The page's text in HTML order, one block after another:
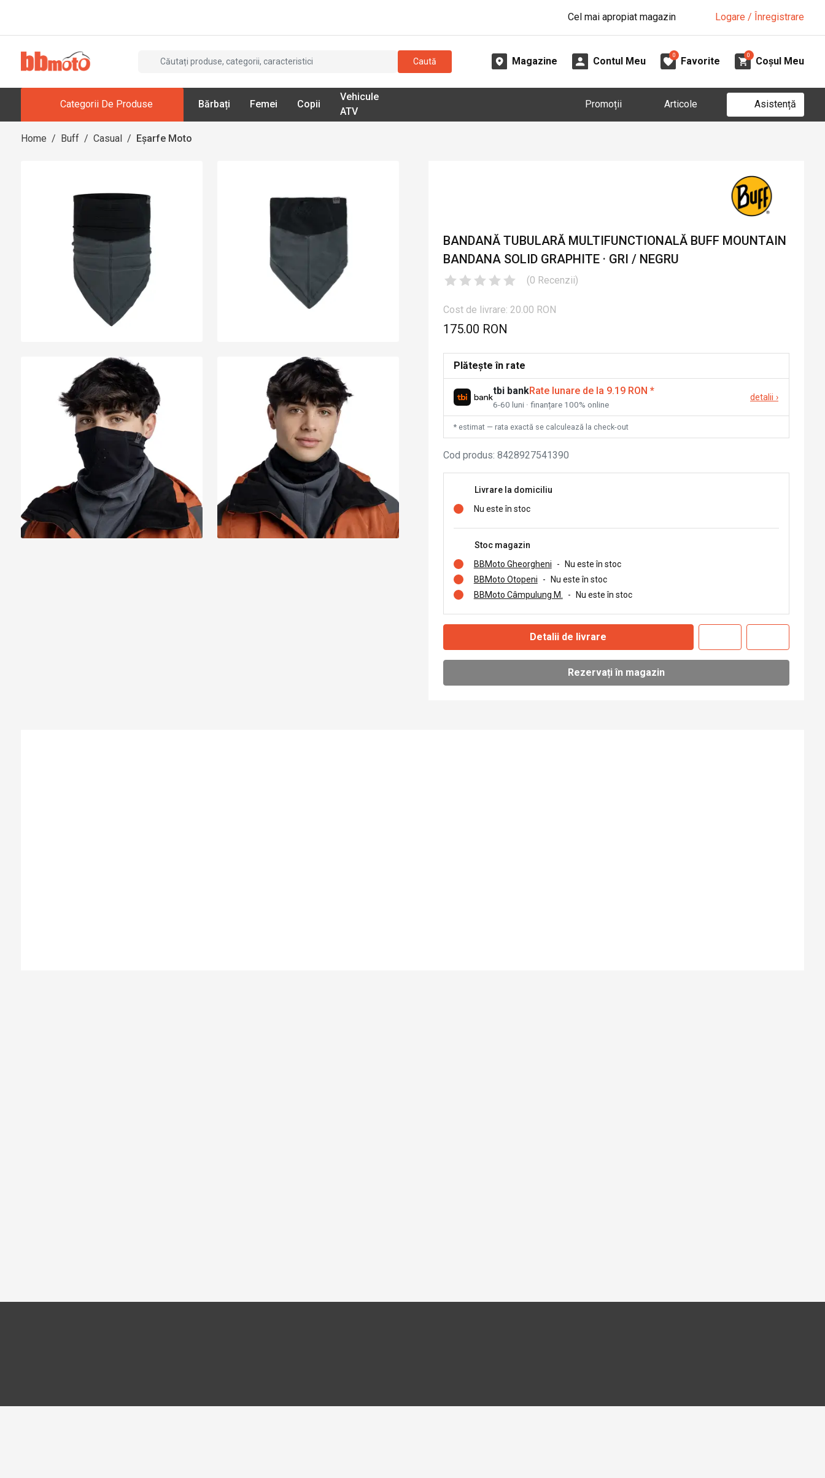
Cel mai apropiat magazin Logare / Înregistrare
Caută Magazine Contul Meu
0
Favorite
0
Coșul Meu
Categorii De Produse Bărbați Femei Copii
Vehicule
ATV
Promoții Articole Asistență
Home / Buff / Casual / Eșarfe Moto
BANDANĂ TUBULARĂ MULTIFUNCTIONALĂ BUFF MOUNTAIN
BANDANA SOLID GRAPHITE · GRI / NEGRU
(0 Recenzii)
Cost de livrare: 20.00 RON
175.00 RON
Plătește în rate
tbi bankRate lunare de la 9.19 RON *
6-60 luni · finanțare 100% online
detalii ›
* estimat — rata exactă se calculează la check-out
Cod produs: 8428927541390
Livrare la domiciliu
Nu este în stoc
Stoc magazin
BBMoto Gheorgheni
-
Nu este în stoc
BBMoto Otopeni
-
Nu este în stoc
BBMoto Câmpulung M.
- Nu este în stoc
Detalii de livrare
Rezervați în magazin